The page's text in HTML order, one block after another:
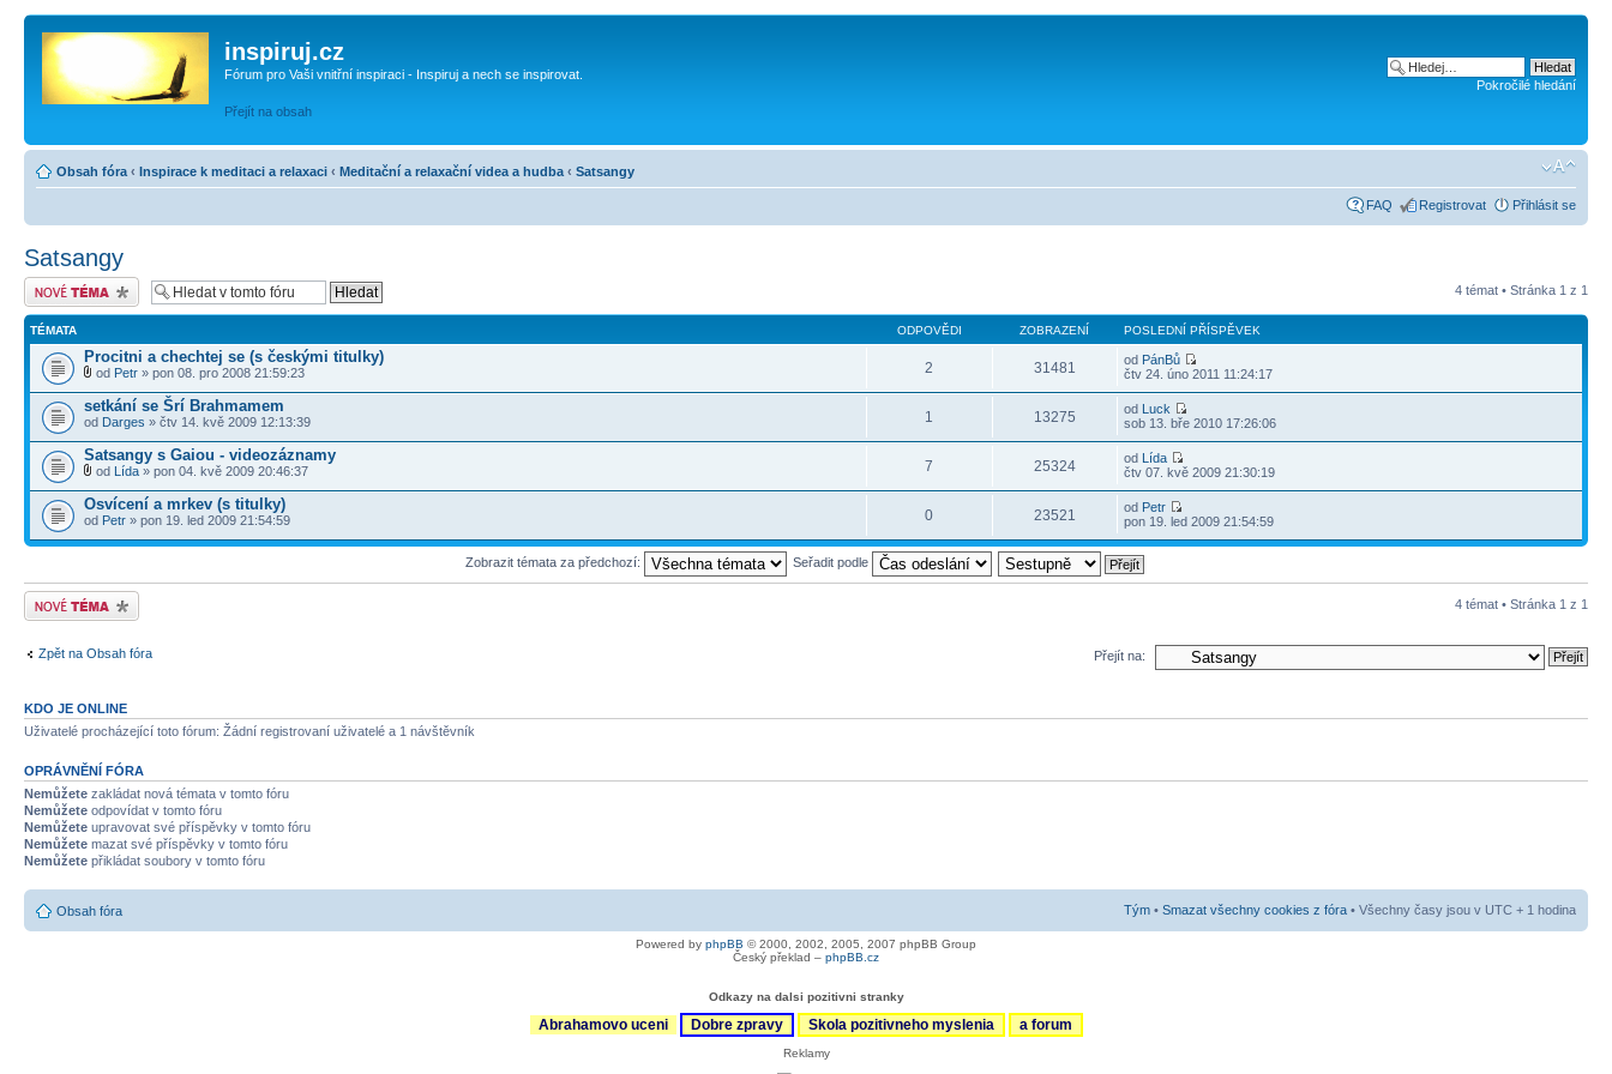
inspiruj.cz
Fórum pro Vaši vnitřní inspiraci - Inspiruj a nech se inspirovat.
Přejít na obsah
Pokročilé hledání
Obsah fóra ‹ Inspirace k meditaci a relaxaci ‹ Meditační a relaxační videa a hudba ‹ Satsangy
FAQ Registrovat Přihlásit se
Satsangy
Odeslat nové téma 4 témat • Stránka 1 z 1
TÉMATA ODPOVĚDI ZOBRAZENÍ POSLEDNÍ PŘÍSPĚVEK
Procitni a chechtej se (s českými titulky)
od Petr » pon 08. pro 2008 21:59:23 2 31481 od PánBů
čtv 24. úno 2011 11:24:17
setkání se Šrí Brahmamem
od Darges » čtv 14. kvě 2009 12:13:39 1 13275 od Luck
sob 13. bře 2010 17:26:06
Satsangy s Gaiou - videozáznamy
od Lída » pon 04. kvě 2009 20:46:37 7 25324 od Lída
čtv 07. kvě 2009 21:30:19
Osvícení a mrkev (s titulky)
od Petr » pon 19. led 2009 21:54:59 0 23521 od Petr
pon 19. led 2009 21:54:59
Zobrazit témata za předchozí: Seřadit podle
Odeslat nové téma 4 témat • Stránka 1 z 1
Zpět na Obsah fóra Přejít na:
KDO JE ONLINE
Uživatelé procházející toto fórum: Žádní registrovaní uživatelé a 1 návštěvník
OPRÁVNĚNÍ FÓRA
Nemůžete zakládat nová témata v tomto fóru
Nemůžete odpovídat v tomto fóru
Nemůžete upravovat své příspěvky v tomto fóru
Nemůžete mazat své příspěvky v tomto fóru
Nemůžete přikládat soubory v tomto fóru
Obsah fóra Tým • Smazat všechny cookies z fóra • Všechny časy jsou v UTC + 1 hodina
Powered by phpBB © 2000, 2002, 2005, 2007 phpBB Group
Český překlad – phpBB.cz
Odkazy na dalsi pozitivni stranky
Abrahamovo uceni Dobre zpravy Skola pozitivneho myslenia a forum
Reklamy